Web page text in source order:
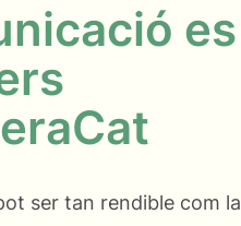
es
ser tan rendible com la